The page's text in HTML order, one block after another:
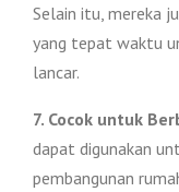
Selain itu, mereka
yang tepat waktu
lancar.
7. Cocok untuk
dapat digunakan
pembangunan